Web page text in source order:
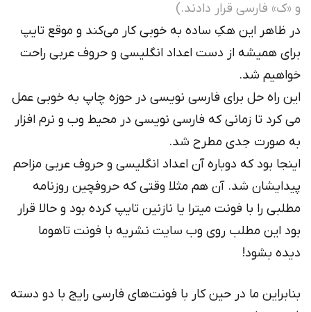
و «ک» فارسی قرار دادند.)
در ظاهر این هکِ ساده به خوبی کار می‌کند و موقع تایپ
برای همیشه از دست اعداد انگلیسی و حروف عربی راحت
خواهیم شد.
این راه حل برای فارسی نویسی در حوزه چاپ به خوبی عمل
می کرد تا زمانی که فارسی نویسی در محیط وب و نرم افزار
به صورت جدی مطرح شد.
اینجا بود که دوباره آن اعداد انگلیسی و حروف عربی مزاحم
پیدایشان شد. آن هم مثلا وقتی که حروفچین روزنامه
مطلبی را با فونت میترا یا نازنین تایپ کرده بود و حالا قرار
بود این مطلب روی وب سایت نشریه با فونت تاهوما
دیده بشود!
بنابراین ما در حین کار با فونت‌های فارسی رایج با دو دسته